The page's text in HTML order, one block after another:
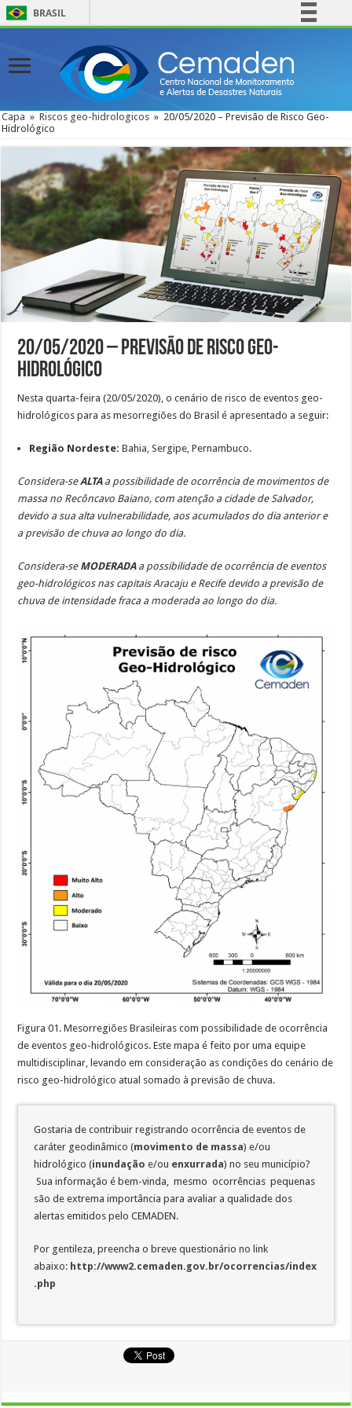
BRASIL
Comunica BR
Participe
Acesso à informação
Canais
Capa » Riscos geo-hidrologicos » 20/05/2020 – Previsão de Risco Geo-
Hidrológico
20/05/2020 – Previsão de Risco Geo-
Hidrológico
Nesta quarta-feira (20/05/2020), o cenário de risco de eventos geo-
hidrológicos para as mesorregiões do Brasil é apresentado a seguir:
Região Nordeste:Bahia, Sergipe, Pernambuco.
Considera-seALTA a possibilidade de ocorrência de movimentos de
massa no Recôncavo Baiano, com atenção a cidade de Salvador,
devido a sua alta vulnerabilidade, aos acumulados do dia anterior e
a previsão de chuva ao longo do dia.
Considera-seMODERADA a possibilidade de ocorrência de eventos
geo-hidrológicos nas capitais Aracaju e Recife devido a previsão de
chuva de intensidade fraca a moderada ao longo do dia.
Figura 01. Mesorregiões Brasileiras com possibilidade de ocorrência
de eventos geo-hidrológicos. Este mapa é feito por uma equipe
multidisciplinar, levando em consideração as condições do cenário de
risco geo-hidrológico atual somado à previsão de chuva.
Gostaria de contribuir registrando ocorrência de eventos de
caráter geodinâmico (movimento de massa) e/ou
hidrológico (inundaçãoe/ou enxurrada) no seu município?
Sua informação é bem-vinda, mesmo ocorrências pequenas
são de extrema importância para avaliar a qualidade dos
alertas emitidos pelo CEMADEN.
Por gentileza, preencha o breve questionário no link
abaixo: http://www2.cemaden.gov.br/ocorrencias/index
.php